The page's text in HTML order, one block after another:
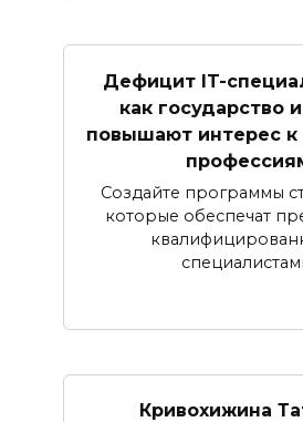
Дефицит IT-
как государство
повышают интерес
Создайте программы
которые обеспечат
Кривохижина